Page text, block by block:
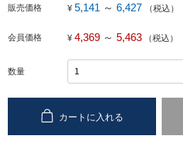
販売価格 ¥ 5,141 ～ 6,427 （税込）
会員価格 ¥ 4,369 ～ 5,463 （税込）
数量
カートに入れる